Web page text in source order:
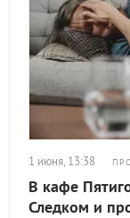
1 июня, 13:38
В кафе
Следком и